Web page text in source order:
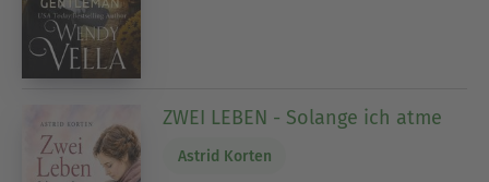
wegträumen kannst.
ZWEI LEBEN - Solange ich atme
Astrid Korten